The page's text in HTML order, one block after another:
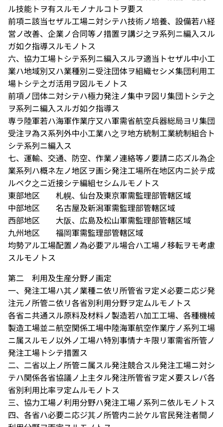
ル技能トヲ有スルモノナルコトヲ要ス
前項ニ該当セザル工場ニ対シテハ技術ノ培養、設備若ハ経
営ノ改善、企業ノ合同等ノ措置ヲ講ジ之ヲ系列ニ編入スル
ガ如ク指導スルモノトス
六、協力工場トシテ系列ニ編入スルヲ適当トセザル中小工
業ハ地域別又ハ業種別ニ受注団体ヲ組織セシメ集団利用工
場トシテ之ガ活用ヲ図ルモノトス
前項ノ団体ニ対シテハ極力発注ノ集中ヲ図リ集団トシテ之
ヲ系列ニ編入スルガ如ク指導ス
専ラ陸軍若ハ海軍作業庁又ハ軍需省航空兵器総局ヨリ集団
受注ヲ為ス系列外中小工業ハ之ヲ地方統制工業統制組合ト
シテ系列ニ編入ス
七、運輸、交通、防空、作業ノ連絡等ノ要請ニ応ズル為企
業系列ハ概ネ左ノ地区ヲ画シ発注工場所在地区内ニ於テ成
ルベク之ニ近接シテ編組セシムルモノトス
東部地区 札幌、仙台及東京軍需監理部管轄区域
中部地区 名古屋及新潟軍需監理部管轄区域
西部地区 大阪、広島及松山軍需監理部管轄区域
九州地区 福岡軍需監理部管轄区域
均勢アル工場配置ノ為必要アル場合ハ工場ノ移転ヲモ考慮
スルモノトス
第二 利用及生産分野ノ画定
一、発注工場ハ其ノ業種ニ依リ所管省ヲ定メ必要ニ応ジ発
注元ノ所管ニ依リ各省別利用分野ヲ定ムルモノトス
各省ニ共通スル原料及材料ノ製造若ハ加工工場、各種機械
製造工場並ニ航空関係工場中陸海軍航空作業庁ノ系列工場
ニ属スルモノ以外ノ工場ハ特別事情ナキ限リ軍需省所管ノ
発注工場トシテ措置ス
二、二省以上ノ所管ニ属スル発注競合スル発注工場ニ対シ
テハ関係各省協議ノ上主タル発注所管省ヲ定メ要スレバ各
省別利用比率ヲ定ムルモノトス
三、協力工場ノ利用分野ハ発注工場ノ系列ニ依ルモノトス
四、各省ハ必要ニ応ジ其ノ所管内ニ於ケル官民発注者間ノ